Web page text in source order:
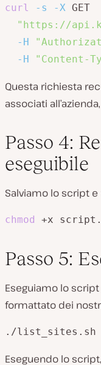
curl -s -X GET
"https://
-H
-H
"Content-
Questa richiesta
associati
Passo 4:
eseguibile
Salviamo lo script
chmod +x
Passo 5:
Eseguiamo lo
formattato dei
./list_sites.sh
Eseguendo lo